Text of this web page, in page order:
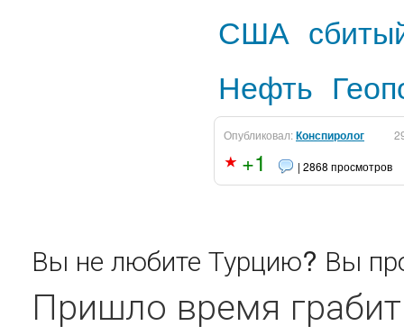
США
Нефть
Опубликовал:Конспиролог
+1 | 2868 просмотров
Вы не любите Турцию? Вы
Пришло время